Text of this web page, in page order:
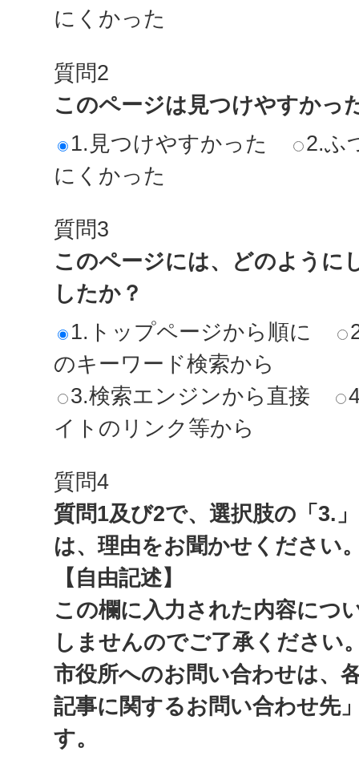
にくかった
質問2
このページは見つけやすかっ
1.見つけやすかった
2.ふ
にくかった
質問3
このページには、どのように
したか？
1.トップページから順に
のキーワード検索から
3.検索エンジンから直接
イトのリンク等から
質問4
質問1及び2で、選択肢の「3.
は、理由をお聞かせください
【自由記述】
この欄に入力された内容につ
しませんのでご了承ください
市役所へのお問い合わせは、
記事に関するお問い合わせ先
す。